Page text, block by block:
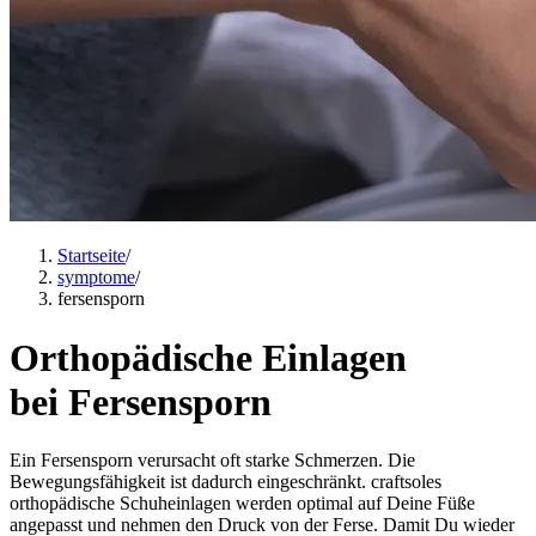
Startseite/
symptome/
fersensporn
Orthopädische Einlagen
bei Fersensporn
Ein Fersensporn verursacht oft starke Schmerzen. Die
Bewegungsfähigkeit ist dadurch eingeschränkt. craftsoles
orthopädische Schuheinlagen werden optimal auf Deine Füße
angepasst und nehmen den Druck von der Ferse. Damit Du wieder